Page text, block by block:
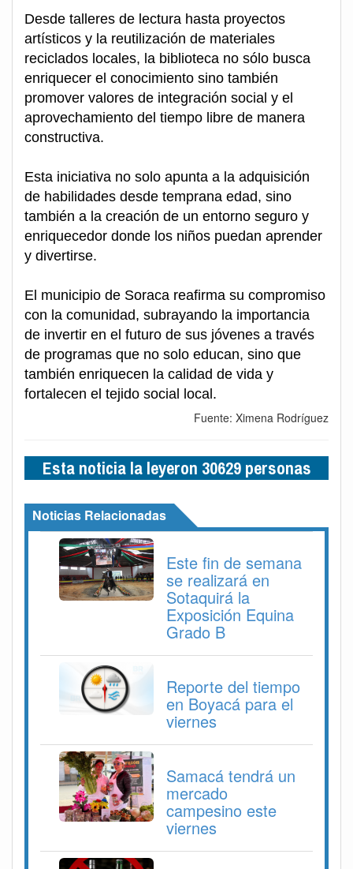
Desde talleres de lectura hasta proyectos
artísticos y la reutilización de materiales
reciclados locales, la biblioteca no sólo busca
enriquecer el conocimiento sino también
promover valores de integración social y el
aprovechamiento del tiempo libre de manera
constructiva.
Esta iniciativa no solo apunta a la adquisición
de habilidades desde temprana edad, sino
también a la creación de un entorno seguro y
enriquecedor donde los niños puedan aprender
y divertirse.
El municipio de Soraca reafirma su compromiso
con la comunidad, subrayando la importancia
de invertir en el futuro de sus jóvenes a través
de programas que no solo educan, sino que
también enriquecen la calidad de vida y
fortalecen el tejido social local.
Fuente: Ximena Rodríguez
Esta noticia la leyeron 30629 personas
Noticias Relacionadas
Este fin de semana
se realizará en
Sotaquirá la
Exposición Equina
Grado B
Reporte del tiempo
en Boyacá para el
viernes
Samacá tendrá un
mercado
campesino este
viernes